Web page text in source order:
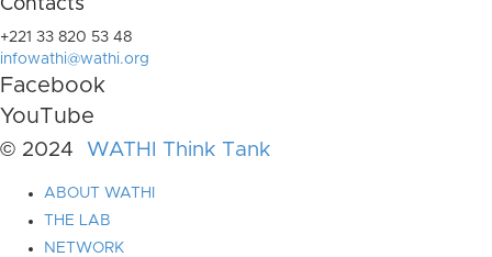
Contacts
+221 33 820 53 48
infowathi@wathi.org
Facebook
YouTube
© 2024 WATHI Think Tank
ABOUT WATHI
THE LAB
NETWORK